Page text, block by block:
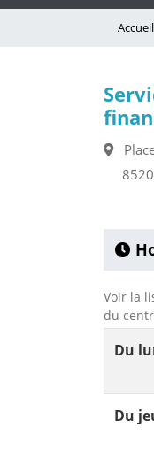
Accueil
Place
Voir la
du
Du
Du